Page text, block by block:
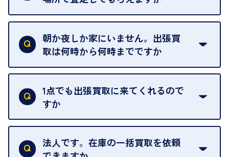
ご自宅以外での査定はお引き受けできません。ご指
定のお店や、ほかのお客様への迷惑となることが考
えられるためです。
朝か夜しか家にいません。出張買
取は何時から何時までですか
ご訪問可能時間は、10時から19時です。
ただし、お品物の種類や量によっては対応させてい
ただくことがあります。
1点でも出張買取に来てくれるので
すか
はい。1点でもお伺いします。
法人です。在庫の一括買取を依頼